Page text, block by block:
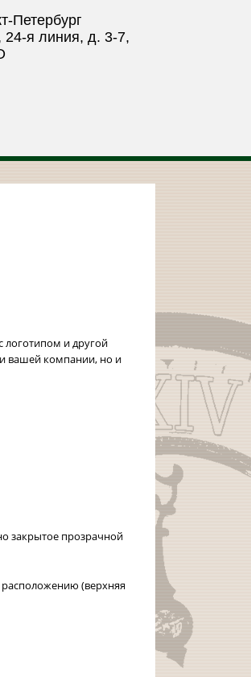
Петербург
я линия, д. 3-7,
логотипом и другой
вашей компании, но и
закрытое прозрачной
(верхняя